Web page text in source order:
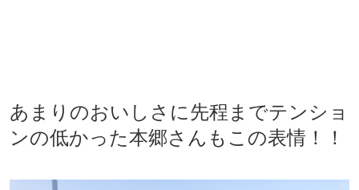
あまりのおいしさに先程までテンショ
ンの低かった本郷さんもこの表情！！